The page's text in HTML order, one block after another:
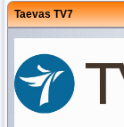
Taevas TV7